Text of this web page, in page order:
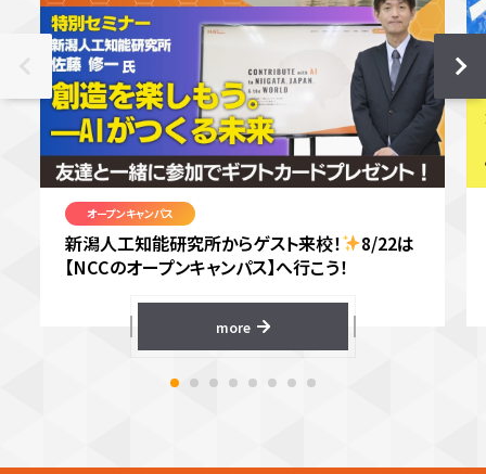
オープンキャンパス
新潟人工知能研究所からゲスト来校！
8/22は
【NCCのオープンキャンパス】へ行こう！
more